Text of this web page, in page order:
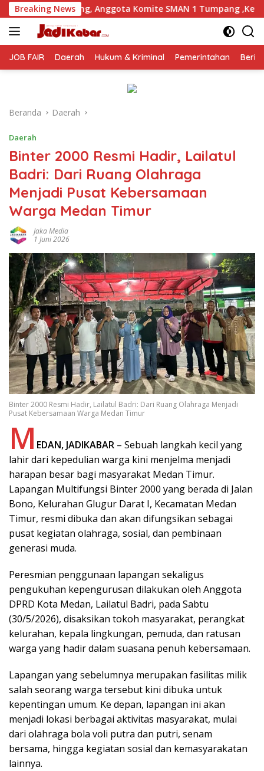
Langsung
ke
konten
Breaking News
Komite SMAN 1 Tumpang ,Ketua DPD IWOI Buka suara
JOB FAIR Daerah Hukum & Kriminal Pemerintahan
Beranda Daerah
Daerah
Binter 2000 Resmi Hadir, Lailatul
Badri: Dari Ruang Olahraga
Menjadi Pusat Kebersamaan
Warga Medan Timur
Jaka Media
1 Juni 2026
Binter 2000 Resmi Hadir, Lailatul Badri: Dari Ruang Olahraga Menjadi
Pusat Kebersamaan Warga Medan Timur
M EDAN, JADIKABAR – Sebuah langkah kecil yang
lahir dari kepedulian warga kini menjelma menjadi
harapan besar bagi masyarakat Medan Timur.
Lapangan Multifungsi Binter 2000 yang berada di Jalan
Bono, Kelurahan Glugur Darat I, Kecamatan Medan
Timur, resmi dibuka dan akan difungsikan sebagai
pusat kegiatan olahraga, sosial, dan pembinaan
generasi muda.
Peresmian penggunaan lapangan sekaligus
pengukuhan kepengurusan dilakukan oleh Anggota
DPRD Kota Medan, Lailatul Badri, pada Sabtu
(30/5/2026), disaksikan tokoh masyarakat, perangkat
kelurahan, kepala lingkungan, pemuda, dan ratusan
warga yang hadir dalam suasana penuh kebersamaan.
Lapangan yang sebelumnya merupakan fasilitas milik
salah seorang warga tersebut kini dibuka untuk
kepentingan umum. Ke depan, lapangan ini akan
menjadi lokasi berbagai aktivitas masyarakat, mulai
dari olahraga bola voli putra dan putri, senam
bersama, hingga kegiatan sosial dan kemasyarakatan
lainnya.